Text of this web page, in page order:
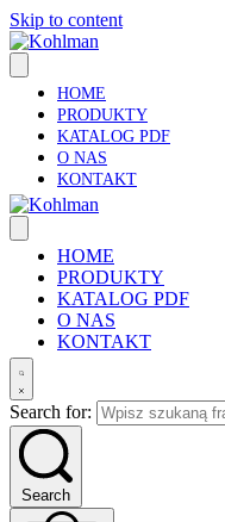
Skip to content
HOME
PRODUKTY
KATALOG PDF
O NAS
KONTAKT
HOME
PRODUKTY
KATALOG PDF
O NAS
KONTAKT
Search for:
Search